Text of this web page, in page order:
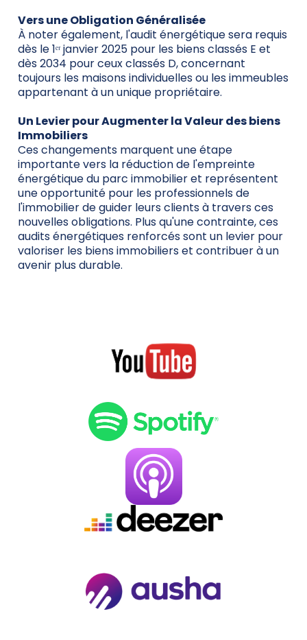
Vers une Obligation Généralisée
À noter également, l'audit énergétique sera requis
dès le 1ᵉʳ janvier 2025 pour les biens classés E et
dès 2034 pour ceux classés D, concernant
toujours les maisons individuelles ou les immeubles
appartenant à un unique propriétaire.
Un Levier pour Augmenter la Valeur des biens
Immobiliers
Ces changements marquent une étape
importante vers la réduction de l'empreinte
énergétique du parc immobilier et représentent
une opportunité pour les professionnels de
l'immobilier de guider leurs clients à travers ces
nouvelles obligations. Plus qu'une contrainte, ces
audits énergétiques renforcés sont un levier pour
valoriser les biens immobiliers et contribuer à un
avenir plus durable.